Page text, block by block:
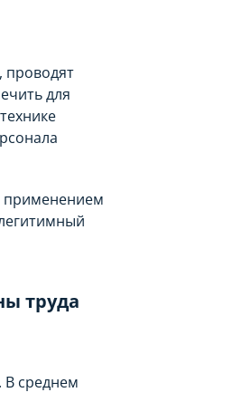
проводят
для
применением
труда
среднем